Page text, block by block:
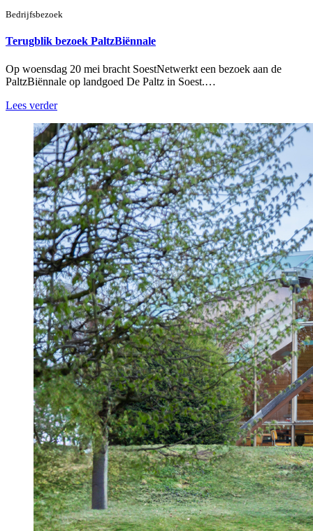
Bedrijfsbezoek
Terugblik bezoek PaltzBiënnale
Op woensdag 20 mei bracht SoestNetwerkt een bezoek aan de
PaltzBiënnale op landgoed De Paltz in Soest.…
Lees verder